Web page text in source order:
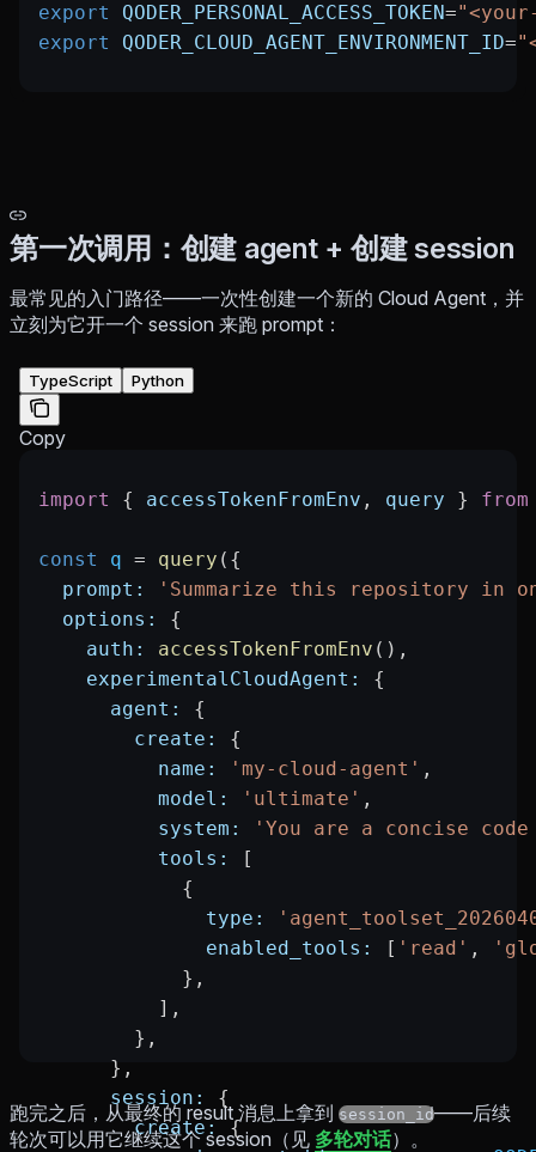
export QODER_PERSONAL_ACCESS_TOKEN=
export
QODER_CLOUD_AGENT_ENVIRONMENT_ID=
第一次调用：创建 agent + 创建 session
最常见的入门路径——一次性创建一个新的 Cloud Agent，并
立刻为它开一个 session 来跑 prompt：
TypeScript Python
Copy
import { accessTokenFromEnv , query } from
const q = query ({
  prompt:
'Summarize this repository in
  options:
{
    auth:
accessTokenFromEnv (),
    experimentalCloudAgent:
{
      agent:
{
        create:
{
          name:
'my-cloud-agent' ,
          model:
'ultimate' ,
          system:
'You are a concise
          tools:
[
            {
              type:
              enabled_tools:
[ 'read' ,
            },
          ],
        },
      },
      session:
{
        create:
{
跑完之后，从最终的 result 消息上拿到 session_id——后续
轮次可以用它继续这个 session（见 多轮对话）。